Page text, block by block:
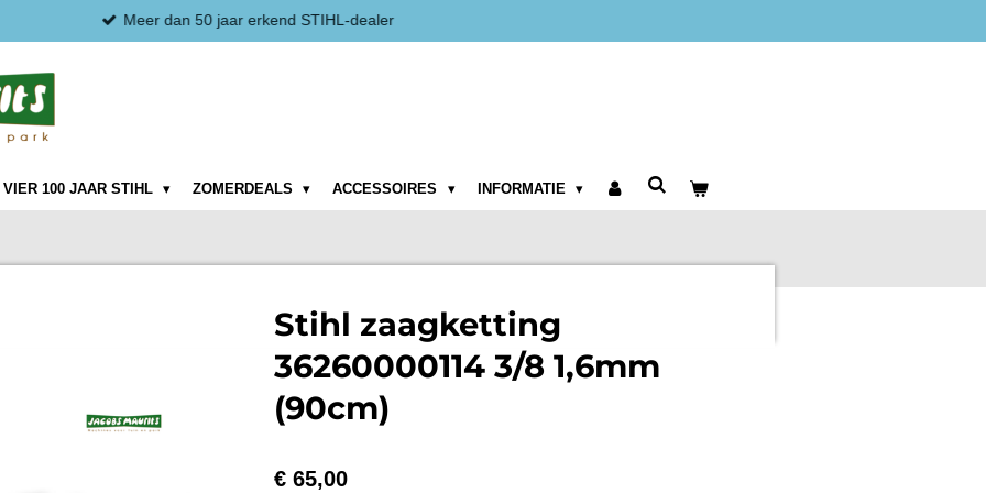
Meer dan 50 jaar erkend STIHL-dealer
VIER 100 JAAR STIHL ZOMERDEALS ACCESSOIRES INFORMATIE
Stihl zaagketting
36260000114 3/8 1,6mm
(90cm)
€ 65,00